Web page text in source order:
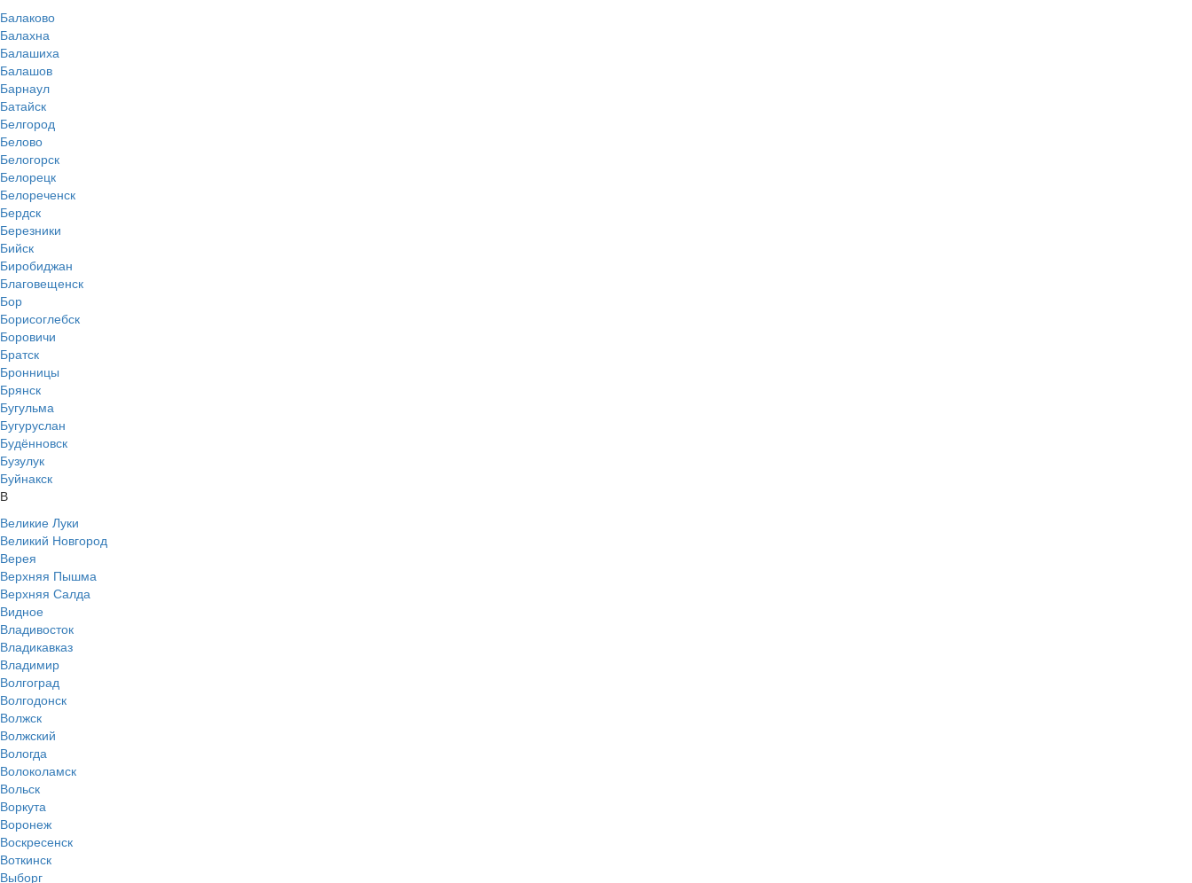
Балаково
Балахна
Балашиха
Балашов
Барнаул
Батайск
Белгород
Белово
Белогорск
Белорецк
Белореченск
Бердск
Березники
Бийск
Биробиджан
Благовещенск
Бор
Борисоглебск
Боровичи
Братск
Бронницы
Брянск
Бугульма
Бугуруслан
Будённовск
Бузулук
Буйнакск
В
Великие Луки
Великий Новгород
Верея
Верхняя Пышма
Верхняя Салда
Видное
Владивосток
Владикавказ
Владимир
Волгоград
Волгодонск
Волжск
Волжский
Вологда
Волоколамск
Вольск
Воркута
Воронеж
Воскресенск
Воткинск
Выборг